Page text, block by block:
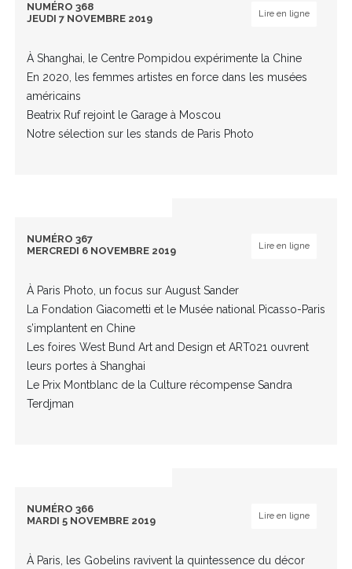
NUMÉRO 368
JEUDI 7 NOVEMBRE 2019
Lire en ligne
À Shanghai, le Centre Pompidou expérimente la Chine
En 2020, les femmes artistes en force dans les musées
américains
Beatrix Ruf rejoint le Garage à Moscou
Notre sélection sur les stands de Paris Photo
NUMÉRO 367
MERCREDI 6 NOVEMBRE 2019
Lire en ligne
À Paris Photo, un focus sur August Sander
La Fondation Giacometti et le Musée national Picasso-Paris
s’implantent en Chine
Les foires West Bund Art and Design et ART021 ouvrent
leurs portes à Shanghai
Le Prix Montblanc de la Culture récompense Sandra
Terdjman
NUMÉRO 366
MARDI 5 NOVEMBRE 2019
Lire en ligne
À Paris, les Gobelins ravivent la quintessence du décor